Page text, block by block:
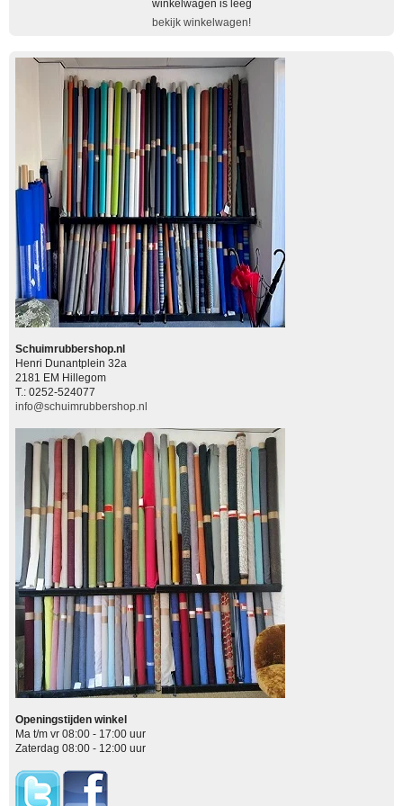
winkelwagen is leeg
bekijk winkelwagen!
Schuimrubbershop.nl
Henri Dunantplein 32a
2181 EM Hillegom
T.: 0252-524077
info@schuimrubbershop.nl
Openingstijden winkel
Ma t/m vr 08:00 - 17:00 uur
Zaterdag 08:00 - 12:00 uur